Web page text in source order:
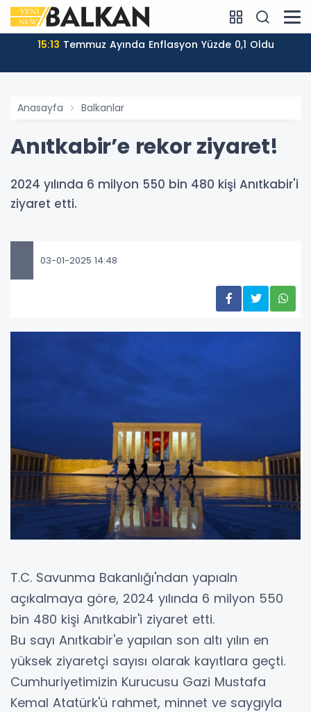
15:13 Temmuz Ayında Enflasyon Yüzde 0,1 Oldu
Anasayfa Balkanlar
Anıtkabir’e rekor ziyaret!
2024 yılında 6 milyon 550 bin 480 kişi Anıtkabir'i
ziyaret etti.
03-01-2025 14:48
T.C. Savunma Bakanlığı'ndan yapıaln
açıkalmaya göre, 2024 yılında 6 milyon 550
bin 480 kişi Anıtkabir'i ziyaret etti.
Bu sayı Anıtkabir'e yapılan son altı yılın en
yüksek ziyaretçi sayısı olarak kayıtlara geçti.
Cumhuriyetimizin Kurucusu Gazi Mustafa
Kemal Atatürk'ü rahmet, minnet ve saygıyla